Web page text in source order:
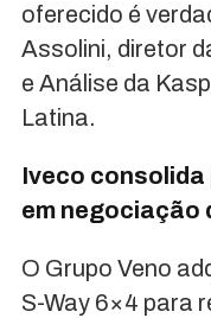
oferecido é
Assolini, diretor
e Análise da
Latina.
Iveco consolida
em negociação
O Grupo Veno
S-Way 6×4 para